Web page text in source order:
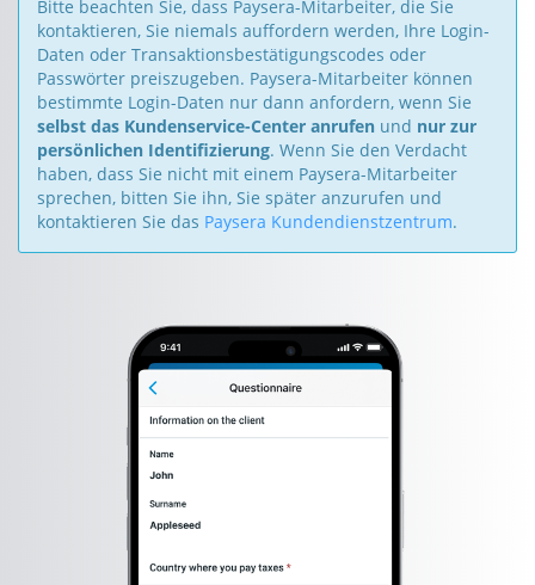
Bitte beachten Sie, dass Paysera-Mitarbeiter, die Sie
kontaktieren, Sie niemals auffordern werden, Ihre Login-
Daten oder Transaktionsbestätigungscodes oder
Passwörter preiszugeben. Paysera-Mitarbeiter können
bestimmte Login-Daten nur dann anfordern, wenn Sie
selbst das Kundenservice-Center anrufen und nur zur
persönlichen Identifizierung. Wenn Sie den Verdacht
haben, dass Sie nicht mit einem Paysera-Mitarbeiter
sprechen, bitten Sie ihn, Sie später anzurufen und
kontaktieren Sie das Paysera Kundendienstzentrum.